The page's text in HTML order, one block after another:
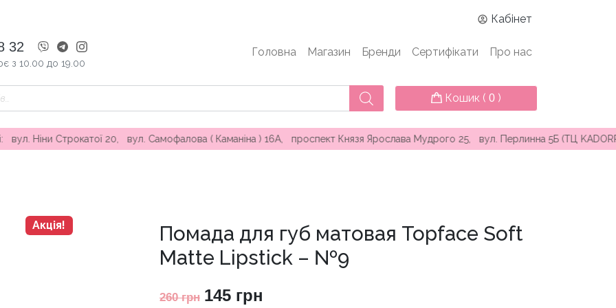
Кабінет
32
з 10.00 до 19.00
Головна Магазин Бренди Сертифікати Про нас
Кошик ( 0 )
20, вул. Самофалова ( Каманіна ) 16А, проспект Князя Ярослава Мудрого 25, вул. Перлинна 5Б (ТЦ KADORR) ∘
Акція!
Помада для губ матовая Topface Soft
Matte Lipstick – №9
260грн Оригінальна
145 грн